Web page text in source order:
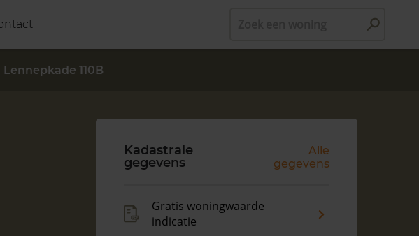
110B
Kadastrale
gegevens
Alle
gegevens
Gratis woningwaarde
indicatie